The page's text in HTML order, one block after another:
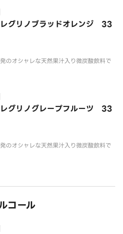
グリノブラッドオレンジ 33
のオシャレな天然果汁入り微炭酸飲料で
新により、パッケージデザインが異なる
ざいます。
グリノグレープフルーツ 33
のオシャレな天然果汁入り微炭酸飲料で
ざいます。
コール